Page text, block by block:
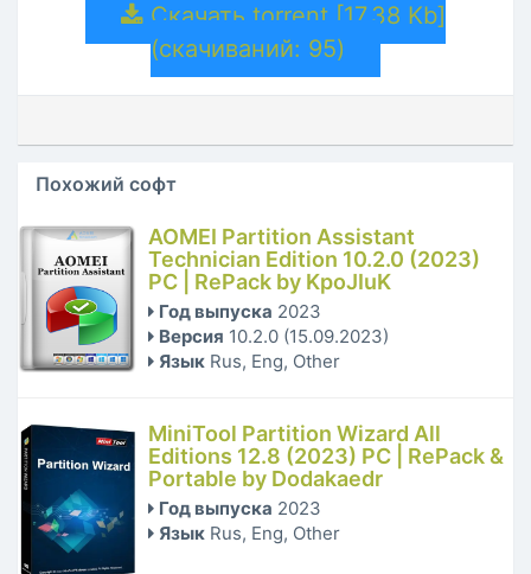
Скачать torrent [17.38 Kb]
(cкачиваний: 95)
Похожий софт
AOMEI Partition Assistant
Technician Edition 10.2.0 (2023)
РС | RePack by KpoJIuK
Год выпуска 2023
Версия 10.2.0 (15.09.2023)
Язык Rus, Eng, Other
MiniTool Partition Wizard All
Editions 12.8 (2023) PC | RePack &
Portable by Dodakaedr
Год выпуска 2023
Язык Rus, Eng, Other